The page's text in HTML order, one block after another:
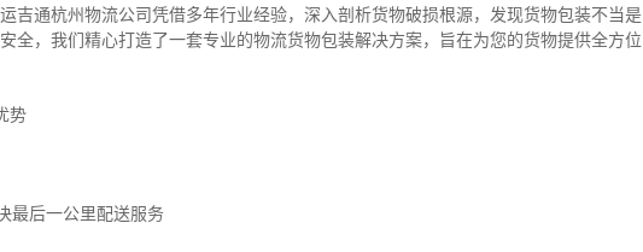
吉通杭州物流公司凭借多年行业经验，深入剖析货物破损根源，发现货物包装不当是
全，我们精心打造了一套专业的物流货物包装解决方案，旨在为您的货物提供全方位
势
最后一公里配送服务